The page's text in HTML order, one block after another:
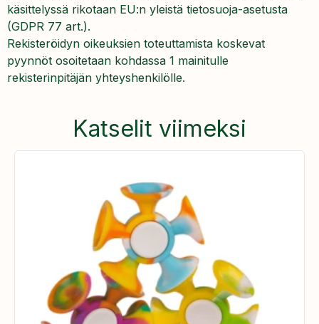
käsittelyssä rikotaan EU:n yleistä tietosuoja-asetusta
(GDPR 77 art.).
Rekisteröidyn oikeuksien toteuttamista koskevat
pyynnöt osoitetaan kohdassa 1 mainitulle
rekisterinpitäjän yhteyshenkilölle.
Katselit viimeksi